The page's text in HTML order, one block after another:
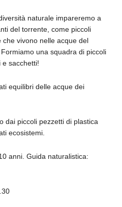
naturale impareremo a
del torrente, come piccoli
che vivono nelle acque del
una squadra di piccoli
sacchetti!
equilibri delle acque dei
dai piccoli pezzetti di plastica
ecosistemi.
anni. Guida naturalistica: